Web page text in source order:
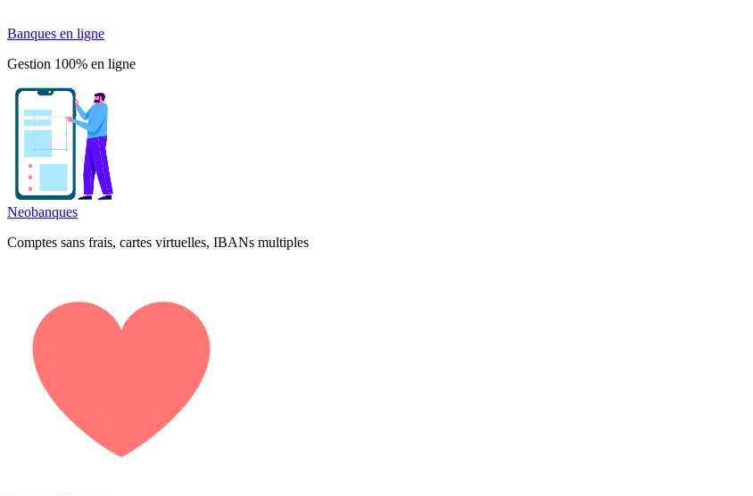
Banques en ligne
Gestion 100% en ligne
Neobanques
Comptes sans frais, cartes virtuelles, IBANs multiples